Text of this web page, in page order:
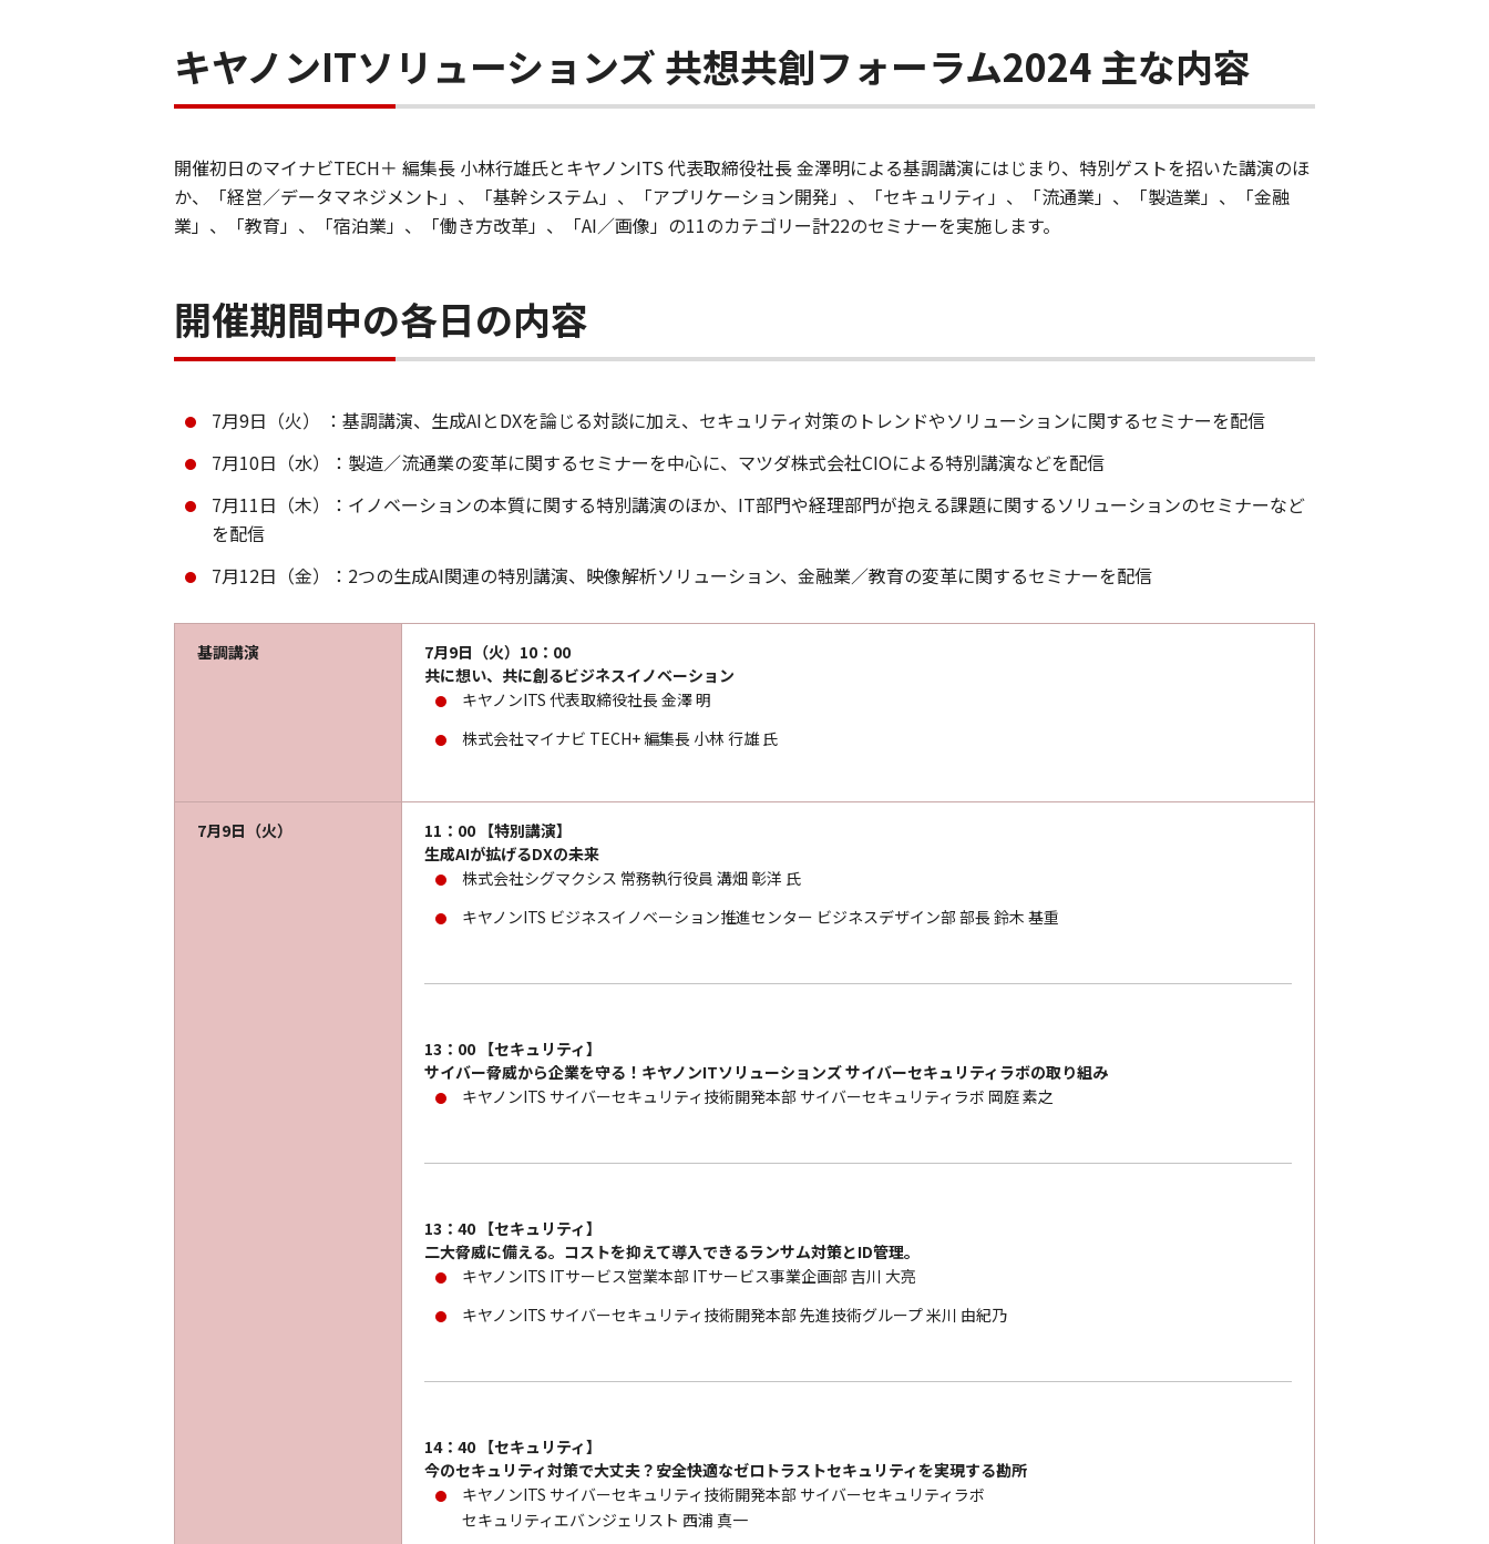
キヤノンITソリューションズ 共想共創フォーラム2024 主な内容
開催初日のマイナビTECH＋ 編集長 小林行雄氏とキヤノンITS 代表取締役社長 金澤明による基調講演にはじまり、特別ゲストを招いた講演のほ
か、「経営／データマネジメント」、「基幹システム」、「アプリケーション開発」、「セキュリティ」、「流通業」、「製造業」、「金融
業」、「教育」、「宿泊業」、「働き方改革」、「AI／画像」の11のカテゴリー計22のセミナーを実施します。
開催期間中の各日の内容
7月9日（火） ：基調講演、生成AIとDXを論じる対談に加え、セキュリティ対策のトレンドやソリューションに関するセミナーを配信
7月10日（水）：製造／流通業の変革に関するセミナーを中心に、マツダ株式会社CIOによる特別講演などを配信
7月11日（木）：イノベーションの本質に関する特別講演のほか、IT部門や経理部門が抱える課題に関するソリューションのセミナーなど
を配信
7月12日（金）：2つの生成AI関連の特別講演、映像解析ソリューション、金融業／教育の変革に関するセミナーを配信
基調講演
7月9日（火）10：00
共に想い、共に創るビジネスイノベーション
キヤノンITS 代表取締役社長 金澤 明
株式会社マイナビ TECH+ 編集長 小林 行雄 氏
7月9日（火）
11：00 【特別講演】
生成AIが拡げるDXの未来
株式会社シグマクシス 常務執行役員 溝畑 彰洋 氏
キヤノンITS ビジネスイノベーション推進センター ビジネスデザイン部 部長 鈴木 基重
13：00 【セキュリティ】
サイバー脅威から企業を守る！キヤノンITソリューションズ サイバーセキュリティラボの取り組み
キヤノンITS サイバーセキュリティ技術開発本部 サイバーセキュリティラボ 岡庭 素之
13：40 【セキュリティ】
二大脅威に備える。コストを抑えて導入できるランサム対策とID管理。
キヤノンITS ITサービス営業本部 ITサービス事業企画部 吉川 大亮
キヤノンITS サイバーセキュリティ技術開発本部 先進技術グループ 米川 由紀乃
14：40 【セキュリティ】
今のセキュリティ対策で大丈夫？安全快適なゼロトラストセキュリティを実現する勘所
キヤノンITS サイバーセキュリティ技術開発本部 サイバーセキュリティラボ
セキュリティエバンジェリスト 西浦 真一